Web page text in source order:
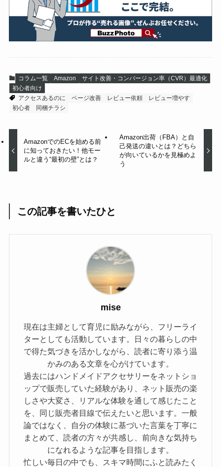
コラム一覧 Amazon
サイト改善・コンバージョン率（CVR）最適化
初心者向け
アクセスあるのに
ページ改善 レビュー依頼
レビュー増やす
初心者
同梱チラシ
AmazonでのECを始める前
に知っておきたい！他モー
ルと違う“最初の壁”とは？
Amazon出荷（FBA）と自
己発送の違いとは？どちら
が向いているかを見極めよ
う
この記事を書いたひと
mise
現在は主婦として育児に励みながら、フリーライ
ターとしても活動しています。日々の暮らしの中
で得た気づきを活かしながら、読者に寄り添う温
かみのある文章を心がけています。
過去にはハンドメイドアクセサリーをネットショ
ップで販売していた経験があり、ネット販売の楽
しさや大変さ、リアルな体験を通して感じたこと
を、同じ販売者目線で伝えたいと思います。一般
論ではなく、自分の体験に基づいた言葉を丁寧に
まとめて、読者の方々が共感し、前向きな気持ち
になれるような記事を目指します。
忙しい毎日の中でも、スキマ時間にふと読みたく